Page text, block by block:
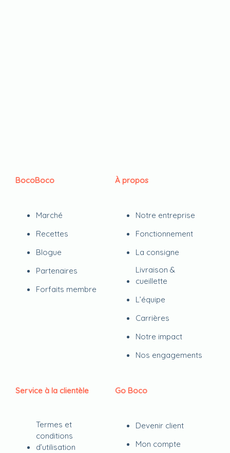
BocoBoco
Marché
Recettes
Blogue
Partenaires
Forfaits membre
À propos
Notre entreprise
Fonctionnement
La consigne
Livraison &
cueillette
L’équipe
Carrières
Notre impact
Nos engagements
Service à la clientèle
Termes et
conditions
d’utilisation
Go Boco
Devenir client
Mon compte